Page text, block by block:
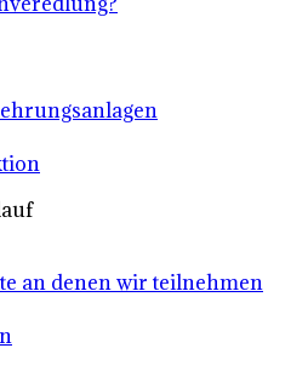
an denen wir teilnehmen